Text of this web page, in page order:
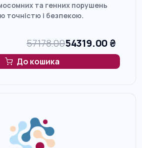
та генних порушень
точністю і безпекою.
57178.0054319.00₴
До кошика